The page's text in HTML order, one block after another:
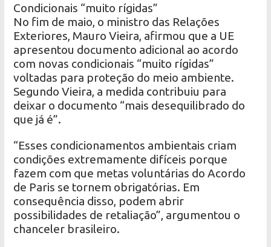
Condicionais “muito rígidas”
No fim de maio, o ministro das Relações
Exteriores, Mauro Vieira, afirmou que a UE
apresentou documento adicional ao acordo
com novas condicionais “muito rígidas”
voltadas para proteção do meio ambiente.
Segundo Vieira, a medida contribuiu para
deixar o documento “mais desequilibrado do
que já é”.
“Esses condicionamentos ambientais criam
condições extremamente difíceis porque
fazem com que metas voluntárias do Acordo
de Paris se tornem obrigatórias. Em
consequência disso, podem abrir
possibilidades de retaliação”, argumentou o
chanceler brasileiro.